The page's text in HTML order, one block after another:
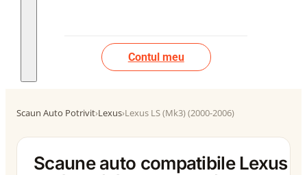
Contul meu
Scaun Auto Potrivit›Lexus›Lexus LS (Mk3) (2000-2006)
Scaune auto compatibile Lexus